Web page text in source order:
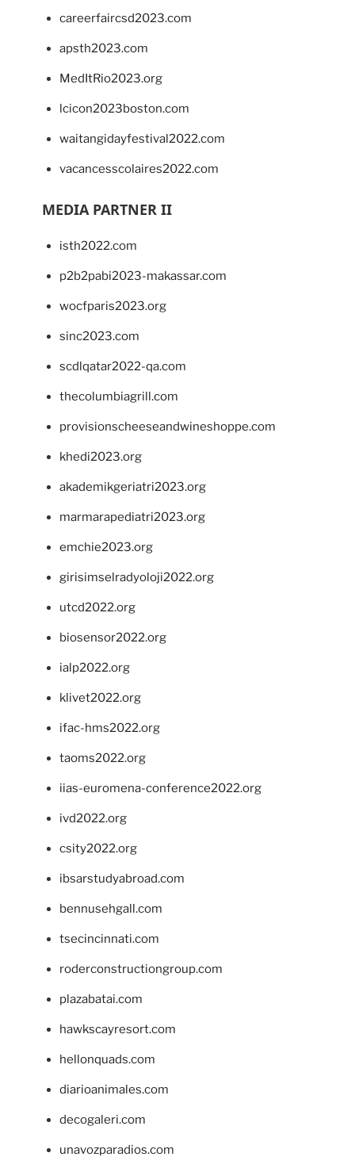
careerfaircsd2023.com
apsth2023.com
MedItRio2023.org
lcicon2023boston.com
waitangidayfestival2022.com
vacancesscolaires2022.com
MEDIA PARTNER II
isth2022.com
p2b2pabi2023-makassar.com
wocfparis2023.org
sinc2023.com
scdlqatar2022-qa.com
thecolumbiagrill.com
provisionscheeseandwineshoppe.com
khedi2023.org
akademikgeriatri2023.org
marmarapediatri2023.org
emchie2023.org
girisimselradyoloji2022.org
utcd2022.org
biosensor2022.org
ialp2022.org
klivet2022.org
ifac-hms2022.org
taoms2022.org
iias-euromena-conference2022.org
ivd2022.org
csity2022.org
ibsarstudyabroad.com
bennusehgall.com
tsecincinnati.com
roderconstructiongroup.com
plazabatai.com
hawkscayresort.com
hellonquads.com
diarioanimales.com
decogaleri.com
unavozparadios.com